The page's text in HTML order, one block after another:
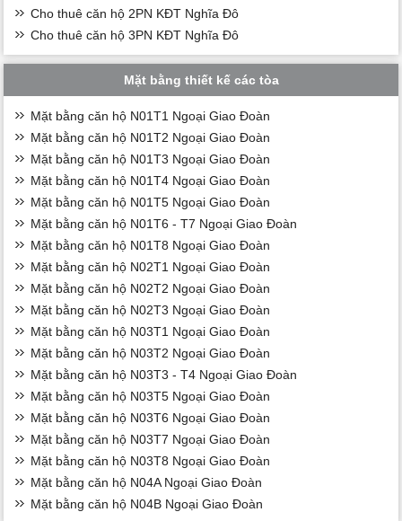
Cho thuê căn hộ 2PN KĐT Nghĩa Đô
Cho thuê căn hộ 3PN KĐT Nghĩa Đô
Mặt bằng thiết kế các tòa
Mặt bằng căn hộ N01T1 Ngoại Giao Đoàn
Mặt bằng căn hộ N01T2 Ngoại Giao Đoàn
Mặt bằng căn hộ N01T3 Ngoại Giao Đoàn
Mặt bằng căn hộ N01T4 Ngoại Giao Đoàn
Mặt bằng căn hộ N01T5 Ngoại Giao Đoàn
Mặt bằng căn hộ N01T6 - T7 Ngoại Giao Đoàn
Mặt bằng căn hộ N01T8 Ngoại Giao Đoàn
Mặt bằng căn hộ N02T1 Ngoại Giao Đoàn
Mặt bằng căn hộ N02T2 Ngoại Giao Đoàn
Mặt bằng căn hộ N02T3 Ngoại Giao Đoàn
Mặt bằng căn hộ N03T1 Ngoại Giao Đoàn
Mặt bằng căn hộ N03T2 Ngoại Giao Đoàn
Mặt bằng căn hộ N03T3 - T4 Ngoại Giao Đoàn
Mặt bằng căn hộ N03T5 Ngoại Giao Đoàn
Mặt bằng căn hộ N03T6 Ngoại Giao Đoàn
Mặt bằng căn hộ N03T7 Ngoại Giao Đoàn
Mặt bằng căn hộ N03T8 Ngoại Giao Đoàn
Mặt bằng căn hộ N04A Ngoại Giao Đoàn
Mặt bằng căn hộ N04B Ngoại Giao Đoàn